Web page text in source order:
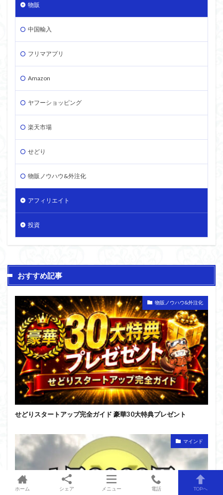
物販
中国輸入
フリマアプリ
Amazon
ヤフーショッピング
楽天市場
せどり
物販ノウハウ&外注化
アフィリエイト
投資
おすすめ記事
物販ノウハウ&外注化
せどりスタートアップ完全ガイド 豪華30大特典プレゼント
マインド
ホーム シェア メニュー 電話 TOPへ